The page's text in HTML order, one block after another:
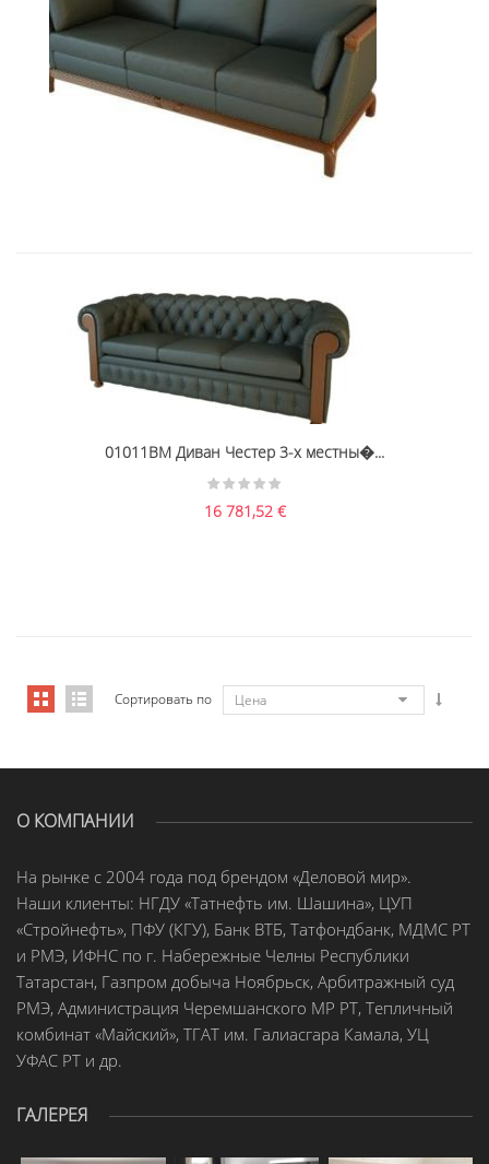
01008 Диван Бордон 3-х местный...
01011BM Диван Честер 3-х местны�...
16 781,52 €
Сортировать по Цена
О КОМПАНИИ
На рынке с 2004 года под брендом «Деловой мир».
Наши клиенты: НГДУ «Татнефть им. Шашина», ЦУП
«Стройнефть», ПФУ (КГУ), Банк ВТБ, Татфондбанк, МДМС РТ
и РМЭ, ИФНС по г. Набережные Челны Республики
Татарстан, Газпром добыча Ноябрьск, Арбитражный суд
РМЭ, Администрация Черемшанского МР РТ, Тепличный
комбинат «Майский», ТГАТ им. Галиасгара Камала, УЦ
УФАС РТ и др.
ГАЛЕРЕЯ